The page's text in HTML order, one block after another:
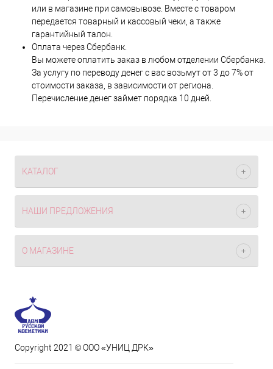
или в магазине при самовывозе. Вместе с товаром
передается товарный и кассовый чеки, а также
гарантийный талон.
Оплата через Сбербанк.
Вы можете оплатить заказ в любом отделении Сбербанка.
За услугу по переводу денег с вас возьмут от 3 до 7% от
стоимости заказа, в зависимости от региона.
Перечисление денег займет порядка 10 дней.
КАТАЛОГ
НАШИ ПРЕДЛОЖЕНИЯ
О МАГАЗИНЕ
Copyright 2021 © ООО «УНИЦ ДРК»